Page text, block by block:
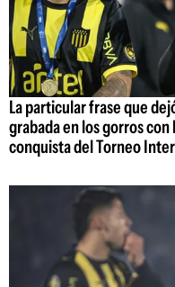
La particular frase que
grabada en los gorros
conquista del Torneo